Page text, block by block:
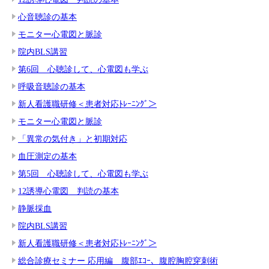
心音聴診の基本
モニター心電図と脈診
院内BLS講習
第6回 心聴診して、心電図も学ぶ
呼吸音聴診の基本
新人看護職研修＜患者対応ﾄﾚｰﾆﾝｸﾞ＞
モニター心電図と脈診
「異常の気付き」と初期対応
血圧測定の基本
第5回 心聴診して、心電図も学ぶ
12誘導心電図 判読の基本
静脈採血
院内BLS講習
新人看護職研修＜患者対応ﾄﾚｰﾆﾝｸﾞ＞
総合診療セミナー 応用編 腹部ｴｺｰ、腹腔胸腔穿刺術